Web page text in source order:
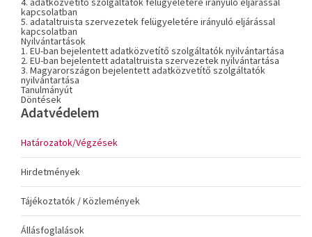
kapcsolatban
5. adataltruista szervezetek felügyeletére irányuló eljárással
kapcsolatban
Nyilvántartások
1. EU-ban bejelentett adatközvetítő szolgáltatók nyilvántartása
2. EU-ban bejelentett adataltruista szervezetek nyilvántartása
3. Magyarországon bejelentett adatközvetítő szolgáltatók
nyilvántartása
Tanulmányút
Döntések
Adatvédelem
Határozatok/Végzések
Hirdetmények
Tájékoztatók / Közlemények
Állásfoglalások